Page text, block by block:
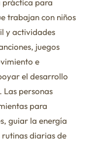
trabajan con niños
y actividades
juegos
e
el desarrollo
Las personas
para
guiar la energía
diarias de